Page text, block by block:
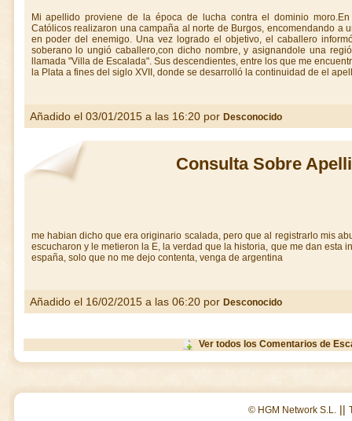
Mi apellido proviene de la época de lucha contra el dominio
Católicos realizaron una campaña al norte de Burgos, encomendando a
en poder del enemigo. Una vez logrado el objetivo, el caballero
soberano lo ungió caballero,con dicho nombre, y asignandole una
llamada "Villa de Escalada". Sus descendientes, entre los que me
la Plata a fines del siglo XVII, donde se desarrolló la continuidad de el
Añadido el 03/01/2015 a las 16:20 por Desconocido
Consulta Sobre
me habian dicho que era originario scalada, pero que al registrarlo mis
escucharon y le metieron la E, la verdad que la historia, que me dan esta
españa, solo que no me dejo contenta, venga de argentina
Añadido el 16/02/2015 a las 06:20 por Desconocido
Ver todos los Comentarios de
© HGM Network S.L. ||